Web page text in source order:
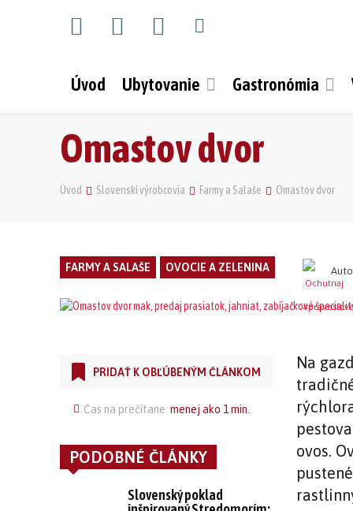
Úvod Ubytovanie Gastronómia
Omastov dvor
Úvod Slovenskí výrobcovia Farmy a Salaše Omastov dvor
FARMY A SALAŠE OVOCIE A ZELENINA
PRIDAŤ K OBĽÚBENÝM ČLÁNKOM
Čas na prečítane: menej ako 1min.
PODOBNÉ ČLÁNKY
Slovenský poklad
Na
ovos.